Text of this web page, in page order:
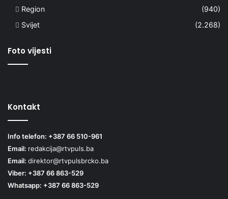
Region
(940)
Svijet
(2.268)
Foto vijesti
Kontakt
Info telefon: +387 66 510-961
Email: redakcija@rtvpuls.ba
Email: direktor@rtvpulsbrcko.ba
Viber: +387 66 863-529
Whatsapp: +387 66 863-529